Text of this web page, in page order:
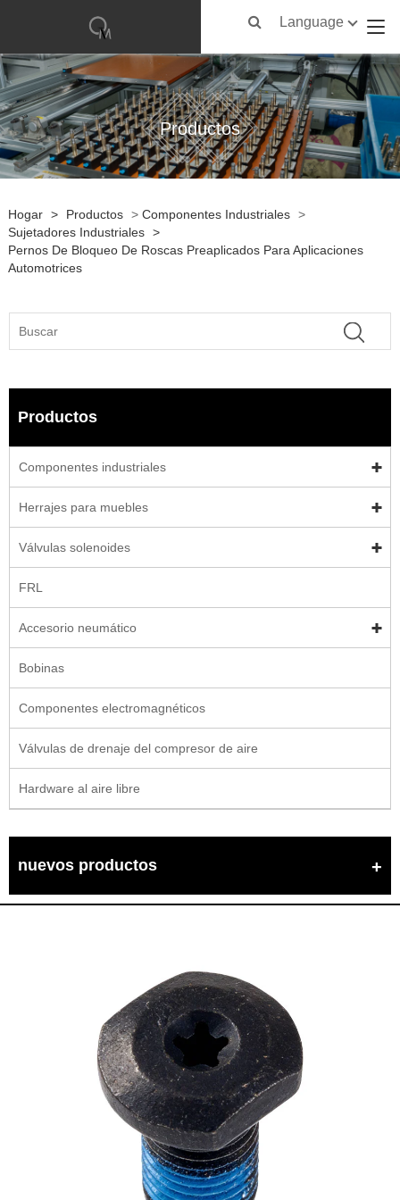
Language
Productos
Hogar > Productos > Componentes Industriales >
Sujetadores Industriales >
Pernos De Bloqueo De Roscas Preaplicados Para Aplicaciones
Automotrices
Productos
Componentes industriales
Herrajes para muebles
Válvulas solenoides
FRL
Accesorio neumático
Bobinas
Componentes electromagnéticos
Válvulas de drenaje del compresor de aire
Hardware al aire libre
nuevos productos